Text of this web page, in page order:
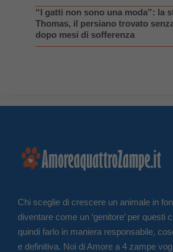
“I gatti non sono una moda”: la
Thomas, il persiano trovato
dopo mesi di sofferenza
Chi sceglie di crescere un animale in
diventare come un ‘genitore’ per questi
quindi farlo in maniera responsabile,
e definitiva. Noi di Amore a 4 zampe